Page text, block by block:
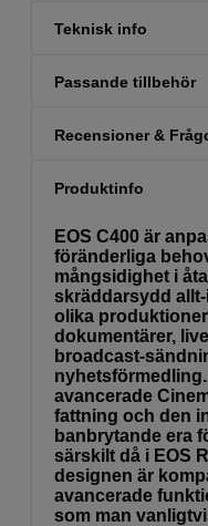
Teknisk info
Passande tillbehör
Recensioner &
Produktinfo
EOS C400 är
föränderliga
mångsidighet i
skräddarsydd
olika
dokumentärer,
broadcast-
avancerade
fattning och den
banbrytande era
särskilt då i EOS
designen är
avancerade
som man